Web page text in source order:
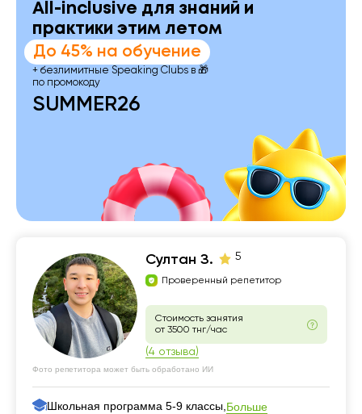
All-inclusive для знаний и
практики этим летом
До 45% на обучение
+ безлимитные Speaking Clubs в 🎁
по промокоду
SUMMER26
Султан З. 5
Проверенный репетитор
Стоимость занятия
от 3500 тнг/час
(4 отзыва)
Фото репетитора может быть обработано ИИ
Школьная программа 5-9 классы, Больше